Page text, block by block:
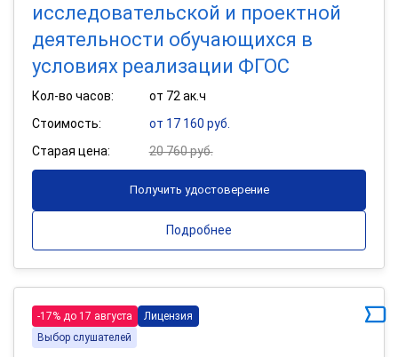
исследовательской и проектной
деятельности обучающихся в
условиях реализации ФГОС
Кол-во часов:
от 72 ак.ч
Стоимость:
от 17 160 руб.
Старая цена:
20 760 руб.
Получить удостоверение
Подробнее
-17% до 17 августа
Лицензия
Выбор слушателей